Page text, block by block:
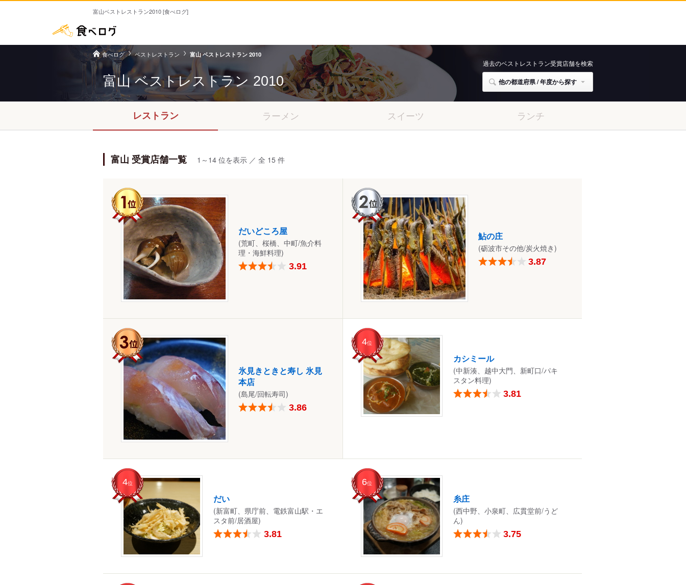
富山ベストレストラン2010 [食べログ]
食べログ ベストレストラン 富山 ベストレストラン 2010
富山 ベストレストラン 2010
過去のベストレストラン受賞店舗を検索
他の都道府県 / 年度から探す
レストラン ラーメン スイーツ ランチ
富山 受賞店舗一覧 1～14 位を表示 ／ 全 15 件
だいどころ屋
(荒町、桜橋、中町/魚介料
理・海鮮料理)
3.91
鮎の庄
(砺波市その他/炭火焼き)
3.87
氷見きときと寿し 氷見
本店
(島尾/回転寿司)
3.86
4位
カシミール
(中新湊、越中大門、新町口/パキ
スタン料理)
3.81
4位
だい
(新富町、県庁前、電鉄富山駅・エ
スタ前/居酒屋)
3.81
6位
糸庄
(西中野、小泉町、広貫堂前/うど
ん)
3.75